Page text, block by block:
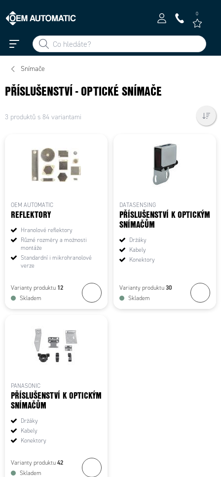
0
Snímače
PŘÍSLUŠENSTVÍ - OPTICKÉ SNÍMAČE
3 produktů s 84 variantami
OEM AUTOMATIC
REFLEKTORY
Hranolové reflektory
Různé rozměry a možnosti
montáže
Standardní i mikrohranolové
verze
Varianty produktu 12
Skladem
DATASENSING
PŘÍSLUŠENSTVÍ K OPTICKÝM
SNÍMAČŮM
Držáky
Kabely
Konektory
Varianty produktu 30
Skladem
PANASONIC
PŘÍSLUŠENSTVÍ K OPTICKÝM
SNÍMAČŮM
Držáky
Kabely
Konektory
Varianty produktu 42
Skladem